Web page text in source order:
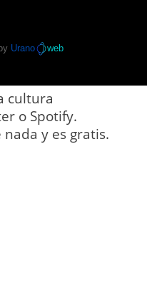
Urano web
cultura
o Spotify.
y es gratis.